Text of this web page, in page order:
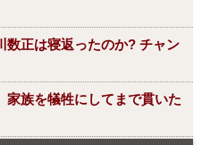
数正は寝返ったのか? チャン
家族を犠牲にしてまで貫いた